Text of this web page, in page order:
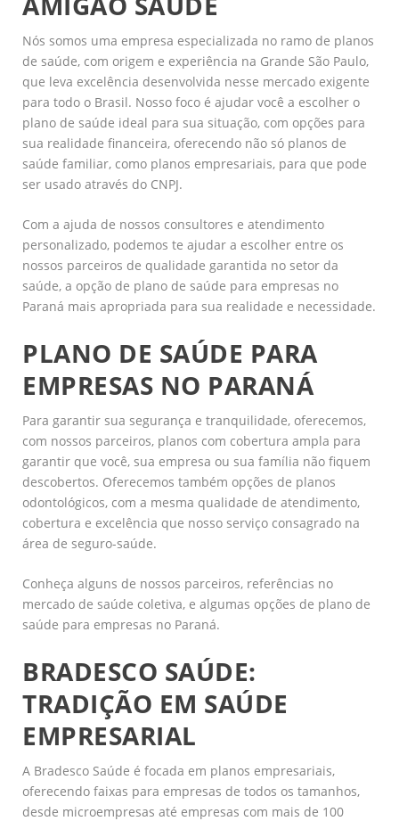
Nós somos uma empresa especializada no ramo de planos
de saúde, com origem e experiência na Grande São Paulo,
que leva excelência desenvolvida nesse mercado exigente
para todo o Brasil. Nosso foco é ajudar você a escolher o
plano de saúde ideal para sua situação, com opções para
sua realidade financeira, oferecendo não só planos de
saúde familiar, como planos empresariais, para que pode
ser usado através do CNPJ.
Com a ajuda de nossos consultores e atendimento
personalizado, podemos te ajudar a escolher entre os
nossos parceiros de qualidade garantida no setor da
saúde, a opção de plano de saúde para empresas no
Paraná mais apropriada para sua realidade e necessidade.
PLANO DE SAÚDE PARA
EMPRESAS NO PARANÁ
Para garantir sua segurança e tranquilidade, oferecemos,
com nossos parceiros, planos com cobertura ampla para
garantir que você, sua empresa ou sua família não fiquem
descobertos. Oferecemos também opções de planos
odontológicos, com a mesma qualidade de atendimento,
cobertura e excelência que nosso serviço consagrado na
área de seguro-saúde.
Conheça alguns de nossos parceiros, referências no
mercado de saúde coletiva, e algumas opções de plano de
saúde para empresas no Paraná.
BRADESCO SAÚDE:
TRADIÇÃO EM SAÚDE
EMPRESARIAL
A Bradesco Saúde é focada em planos empresariais,
oferecendo faixas para empresas de todos os tamanhos,
desde microempresas até empresas com mais de 100